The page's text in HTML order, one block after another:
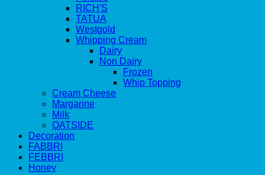
RICH'S
TATUA
Westgold
Whipping Cream
Dairy
Non Dairy
Frozen
Whip Topping
Cream Cheese
Margarine
Milk
OATSIDE
Decoration
FABBRI
FEBBRI
Honey